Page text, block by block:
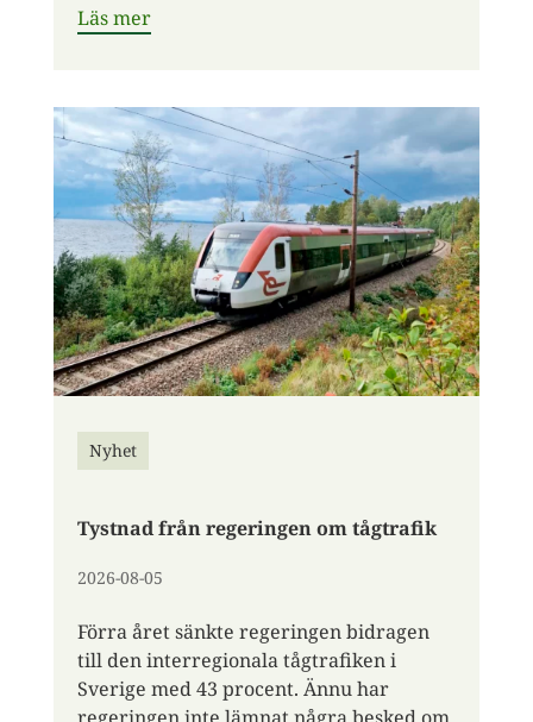
Läs mer
Nyhet
Tystnad från regeringen om tågtrafik
2026-08-05
Förra året sänkte regeringen bidragen
till den interregionala tågtrafiken i
Sverige med 43 procent. Ännu har